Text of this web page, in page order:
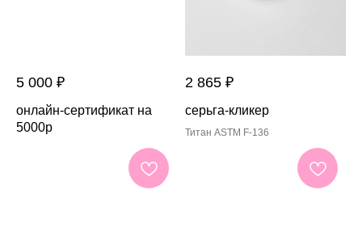
5 000 ₽
онлайн-сертификат на
5000р
2 865 ₽
серьга-кликер
Титан ASTM F-136